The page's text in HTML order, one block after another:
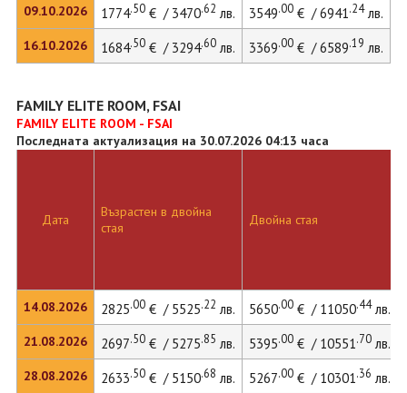
09.10.2026
16.10.2026
1774.50€ / 3470.62 лв. 3549.00€ / 6941.24лв.
1684.50€ / 3294.60лв. 3369.00€ / 6589.19 лв.
FAMILY ELITE ROOM, FSAI
FAMILY ELITE ROOM - FSAI
Последната актуализация на 30.07.2026 04:13 часа
Дата
14.08.2026
21.08.2026
28.08.2026
Възрастен в двойна
стая
Двойна стая
2825.00€ / 5525.22 лв. 5650.00€ / 11050.44лв.
2697.50€ / 5275.85 лв. 5395.00€ / 10551.70лв.
2633.50€ / 5150.68 лв. 5267.00€ / 10301.36 лв.